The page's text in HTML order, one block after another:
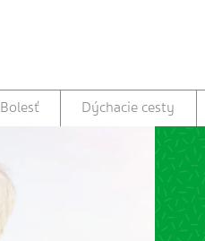
Bolesť Dýchacie cesty